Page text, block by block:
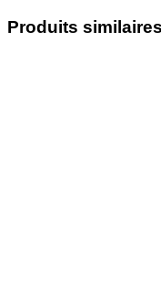
Produits similaires